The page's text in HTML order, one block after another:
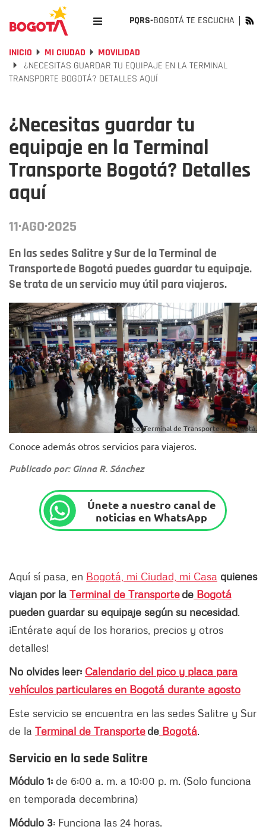
PQRS-BOGOTÁ TE ESCUCHA
INICIO MI CIUDAD
MOVILIDAD
¿NECESITAS GUARDAR TU EQUIPAJE EN LA TERMINAL
TRANSPORTE BOGOTÁ? DETALLES AQUÍ
¿Necesitas guardar tu
equipaje en la Terminal
Transporte Bogotá? Detalles
aquí
11·AGO·2025
En las sedes Salitre y Sur de la Terminal de
Transporte de Bogotá puedes guardar tu equipaje.
Se trata de un servicio muy útil para viajeros.
Foto: Terminal de Transporte de Bogotá.
Conoce además otros servicios para viajeros.
Publicado por: Ginna R. Sánchez
Únete a nuestro canal de
noticias en WhatsApp
Aquí sí pasa, en Bogotá, mi Ciudad, mi Casa quienes
viajan por la Terminal de Transportede Bogotá
pueden guardar su equipaje según su necesidad.
¡Entérate aquí de los horarios, precios y otros
detalles!
No olvides leer: Calendario del pico y placa para
vehículos particulares en Bogotá durante agosto
Este servicio se encuentra en las sedes Salitre y Sur
de la Terminal de Transportede Bogotá.
Servicio en la sede Salitre
Módulo 1: de 6:00 a. m. a 10:00 p. m. (Solo funciona
en temporada decembrina)
Módulo 3: Funciona las 24 horas.